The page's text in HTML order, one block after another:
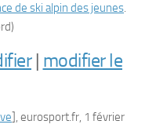
de ski alpin des jeunes.
| modifier le
, eurosport.fr, 1 février